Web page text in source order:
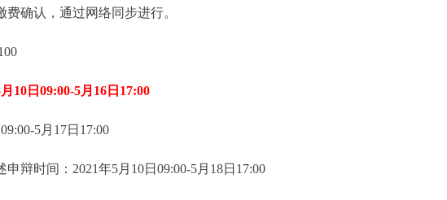
确认，通过网络同步进行。
10日09:00-5月16日17:00
5月17日17:00
辩时间：2021年5月10日09:00-5月18日17:00